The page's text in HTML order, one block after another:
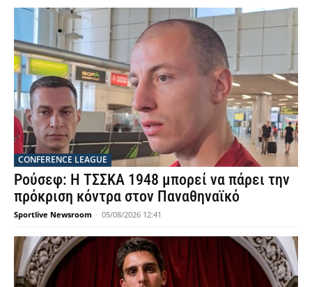
CONFERENCE LEAGUE
Ρούσεφ: Η ΤΣΣΚΑ 1948 μπορεί να πάρει την
πρόκριση κόντρα στον Παναθηναϊκό
Sportlive Newsroom - 05/08/2026 12:41